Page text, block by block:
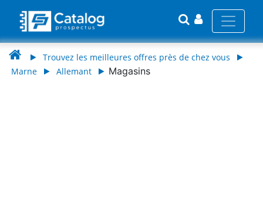
Trouvez les meilleures offres près de chez vous
Marne
Allemant Magasins